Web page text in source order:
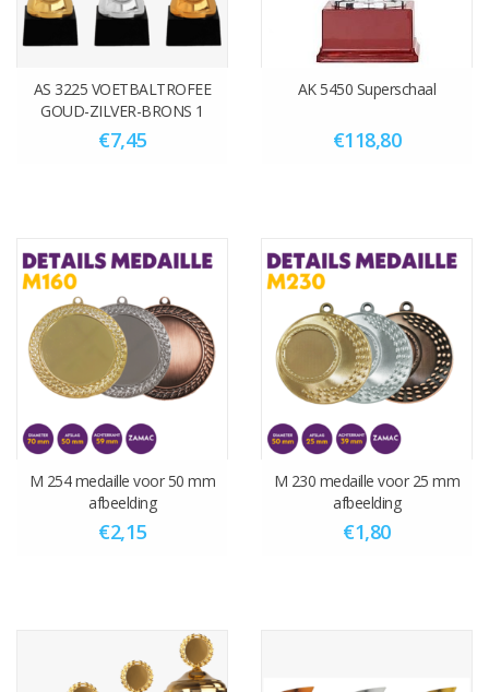
AS 3225 VOETBALTROFEE
GOUD-ZILVER-BRONS 1
MAAT 17.5 CM
€7,45
AK 5450 Superschaal
€118,80
M 254 medaille voor 50 mm
afbeelding
€2,15
M 230 medaille voor 25 mm
afbeelding
€1,80